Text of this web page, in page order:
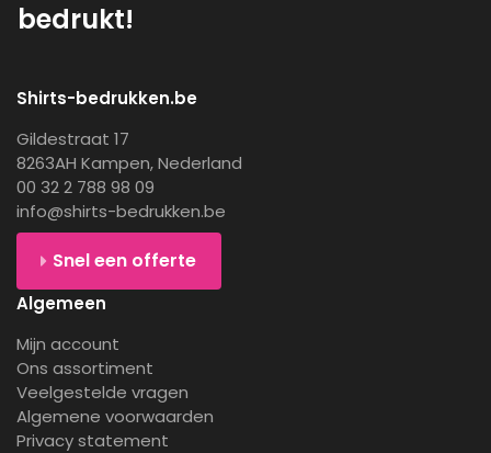
bedrukt!
Shirts-bedrukken.be
Gildestraat 17
8263AH Kampen, Nederland
00 32 2 788 98 09
info@shirts-bedrukken.be
Snel een offerte
Algemeen
Mijn account
Ons assortiment
Veelgestelde vragen
Algemene voorwaarden
Privacy statement